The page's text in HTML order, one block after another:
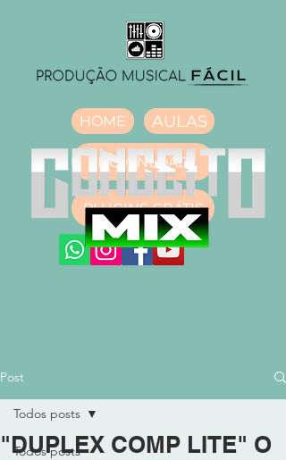
HOME AULAS
DOWNLOAD
PLUGINS GRÁTIS
Post
Todos posts
Todos posts
"DUPLEX COMP LITE" O